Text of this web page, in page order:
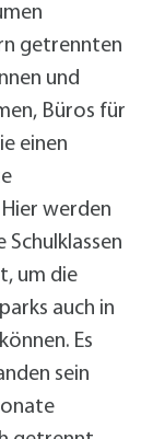
getrennten
und
Büros für
einen
werden
um die
auch in
Es
sein